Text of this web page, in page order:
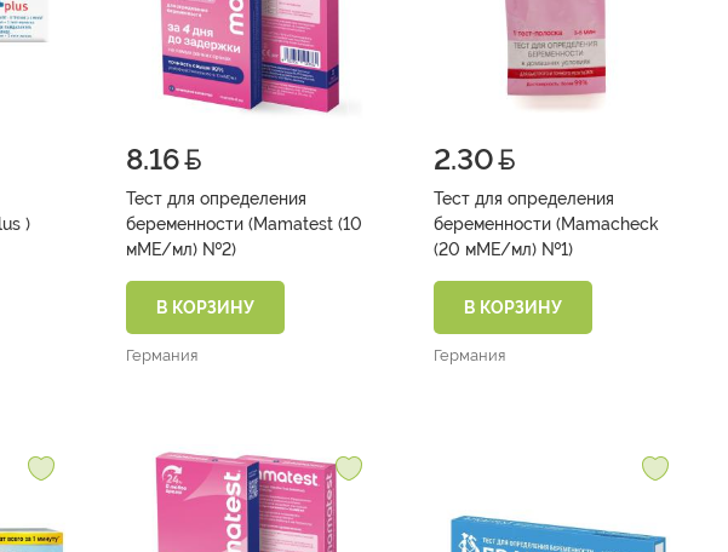
беременности (Itest plus )
8.16
Тест для определения
беременности (Mamatest (10
мМЕ/мл) №2)
В КОРЗИНУ
Германия
2.30
Тест для определения
беременности (Mamacheck
(20 мМЕ/мл) №1)
В КОРЗИНУ
Германия